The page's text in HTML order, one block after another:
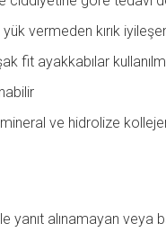
vermeden kırık
fit ayakkabılar
ve hidrolize
yanıt alınamayan veya